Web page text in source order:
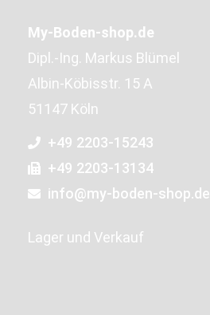
My-Boden-shop.de
Dipl.-Ing. Markus Blümel
Albin-Köbisstr. 15 A
51147 Köln
+49 2203-15243
+49 2203-13134
info@my-boden-shop.de
Lager und Verkauf